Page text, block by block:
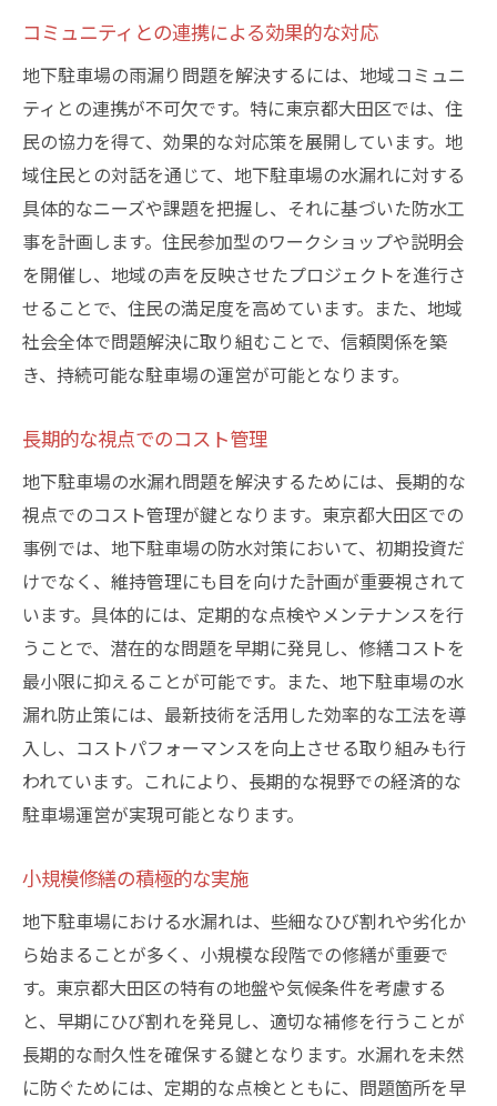
コミュニティとの連携による効果的な対応
地下駐車場の雨漏り問題を解決するには、地域コミュニ
ティとの連携が不可欠です。特に東京都大田区では、住
民の協力を得て、効果的な対応策を展開しています。地
域住民との対話を通じて、地下駐車場の水漏れに対する
具体的なニーズや課題を把握し、それに基づいた防水工
事を計画します。住民参加型のワークショップや説明会
を開催し、地域の声を反映させたプロジェクトを進行さ
せることで、住民の満足度を高めています。また、地域
社会全体で問題解決に取り組むことで、信頼関係を築
き、持続可能な駐車場の運営が可能となります。
長期的な視点でのコスト管理
地下駐車場の水漏れ問題を解決するためには、長期的な
視点でのコスト管理が鍵となります。東京都大田区での
事例では、地下駐車場の防水対策において、初期投資だ
けでなく、維持管理にも目を向けた計画が重要視されて
います。具体的には、定期的な点検やメンテナンスを行
うことで、潜在的な問題を早期に発見し、修繕コストを
最小限に抑えることが可能です。また、地下駐車場の水
漏れ防止策には、最新技術を活用した効率的な工法を導
入し、コストパフォーマンスを向上させる取り組みも行
われています。これにより、長期的な視野での経済的な
駐車場運営が実現可能となります。
小規模修繕の積極的な実施
地下駐車場における水漏れは、些細なひび割れや劣化か
ら始まることが多く、小規模な段階での修繕が重要で
す。東京都大田区の特有の地盤や気候条件を考慮する
と、早期にひび割れを発見し、適切な補修を行うことが
長期的な耐久性を確保する鍵となります。水漏れを未然
に防ぐためには、定期的な点検とともに、問題箇所を早